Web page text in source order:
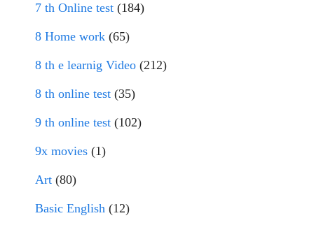
7 th Online test (184)
8 Home work (65)
8 th e learnig Video (212)
8 th online test (35)
9 th online test (102)
9x movies (1)
Art (80)
Basic English (12)